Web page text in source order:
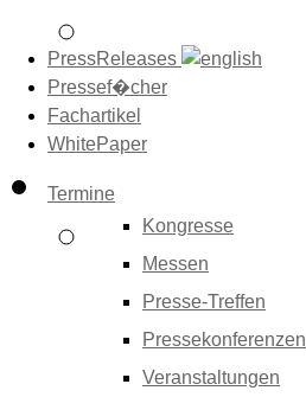
PressReleases
Pressef�cher
Fachartikel
WhitePaper
Termine
Kongresse
Messen
Presse-Treffen
Pressekonferenzen
Veranstaltungen